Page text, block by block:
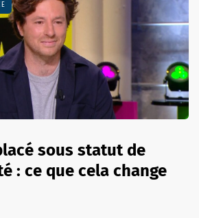
sous statut de
: ce que cela change